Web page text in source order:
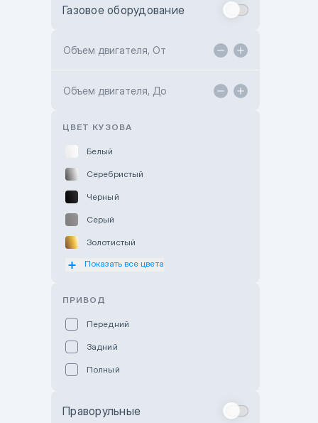
Toyota Kokshetau
Hyundai ShymCity
Газовое оборудование
Объем двигателя, От
Объем двигателя, До
ЦВЕТ КУЗОВА
Белый
Серебристый
Черный
Серый
Золотистый
Оранжевый
Показать все цвета
ПРИВОД
Передний
Задний
Полный
Праворульные